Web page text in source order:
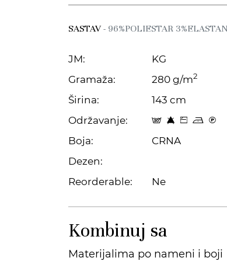
SASTAV- 96%POLIESTAR 3%ELASTAN
JM:
KG
Gramaža:
280 g/m2
Širina:
143 cm
Održavanje:
s 8 Z o C
Boja:
CRNA
Dezen:
Reorderable:
Ne
Kombinuj sa
Materijalima po nameni i boji